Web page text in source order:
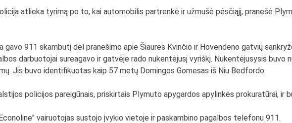
atlieka tyrimą po to, kai automobilis partrenkė ir užmušė pėsčiąjį, pranešė
gavo 911 skambutį dėl pranešimo apie Šiaurės Kvinčio ir Hovendeno gatvių
darbuotojai sureagavo ir gatvėje rado nukentėjusį vyriškį. Nukentėjusysis buvo
Jis buvo identifikuotas kaip 57 metų Domingos Gomesas iš Niu Bedfordo.
policijos pareigūnais, priskirtais Plymuto apygardos apylinkės prokuratūrai, ir
vairuotojas sustojo įvykio vietoje ir paskambino pagalbos telefonu 911.